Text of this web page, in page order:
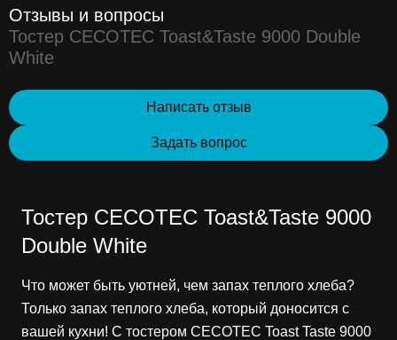
Отзывы и вопросы
Тостер CECOTEC Toast&Taste 9000 Double
White
Написать отзыв
Задать вопрос
Тостер CECOTEC Toast&Taste 9000
Double White
Что может быть уютней, чем запах теплого хлеба?
Только запах теплого хлеба, который доносится с
вашей кухни! С тостером CECOTEC Toast Taste 9000